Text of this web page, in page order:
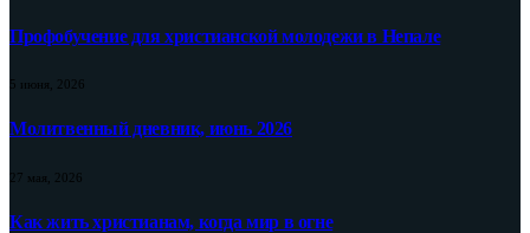
Профобучение для христианской молодежи в Непале
5 июня, 2026
Молитвенный дневник, июнь 2026
27 мая, 2026
Как жить христианам, когда мир в огне